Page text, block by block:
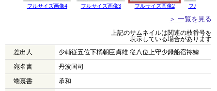
フルサイズ画像4 フルサイズ画像3 フルサイズ画像2 フルサイズ
＞ 一覧を見る
上記のサムネイルは関連の枝番号を
表示している場合があります
差出人
少輔従五位下橘朝臣貞雄 従八位上守少録船宿祢鯨
宛名書
丹波国司
端裏書
承和